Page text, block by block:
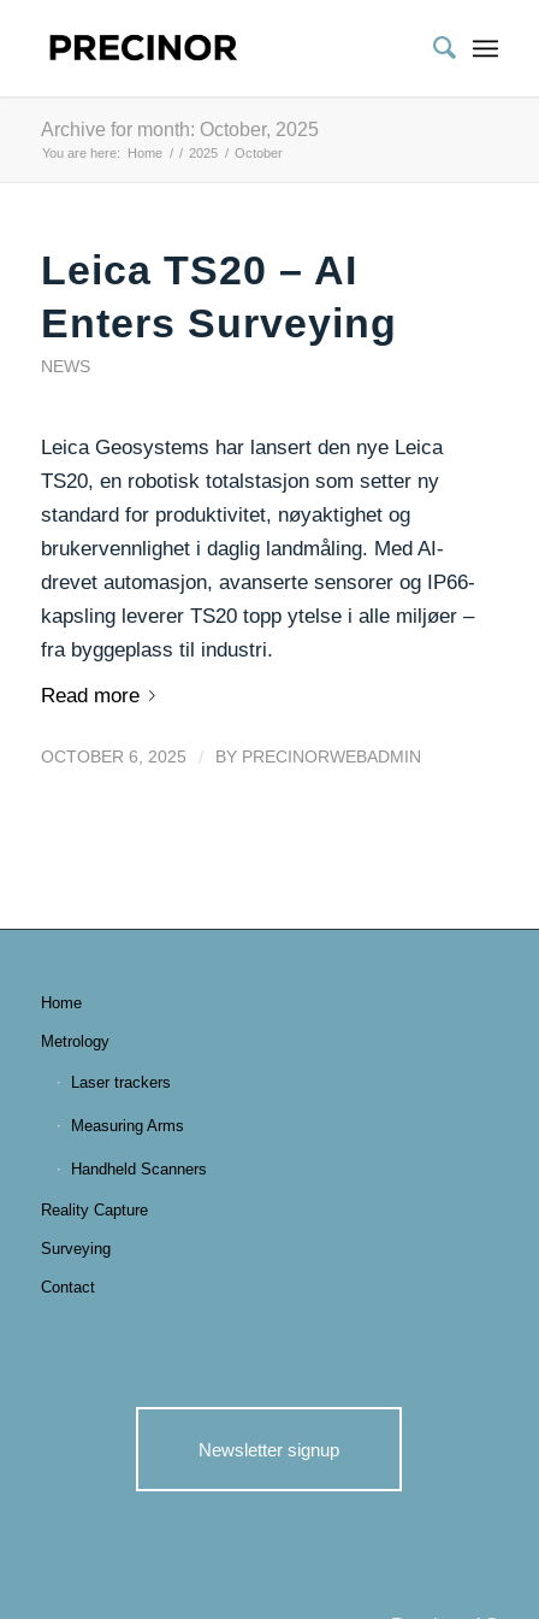
Archive for month: October, 2025
You are here: Home / / 2025 / October
Leica TS20 – AI
Enters Surveying
NEWS
Leica Geosystems har lansert den nye Leica
TS20, en robotisk totalstasjon som setter ny
standard for produktivitet, nøyaktighet og
brukervennlighet i daglig landmåling. Med AI-
drevet automasjon, avanserte sensorer og IP66-
kapsling leverer TS20 topp ytelse i alle miljøer –
fra byggeplass til industri.
Read more
OCTOBER 6, 2025 / BY PRECINORWEBADMIN
Home
Metrology
Laser trackers
Measuring Arms
Handheld Scanners
Reality Capture
Surveying
Contact
Newsletter signup